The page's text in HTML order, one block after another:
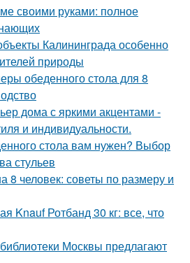
своими руками: полное
Калининграда особенно
природы
обеденного стола для 8
дома с яркими акцентами -
и индивидуальности.
стола вам нужен? Выбор
стульев
8 человек: советы по размеру и
Knauf Ротбанд 30 кг: все, что
Москвы предлагают